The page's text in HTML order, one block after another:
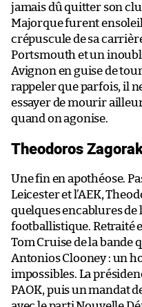
jamais dû quitter son
Majorque furent
crépuscule de sa
Portsmouth et un
Avignon en guise de
rappeler que parfois, il
essayer de mourir
quand on agonise.
Theodoros
Une fin en apothéose.
Leicester et l’AEK,
quelques encablures de
footballistique. Retraité
Tom Cruise de la bande
Antonios Clooney : un
impossibles. La
PAOK, puis un mandat